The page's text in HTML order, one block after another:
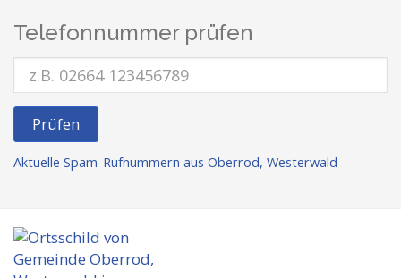
Telefonnummer prüfen
Prüfen
Aktuelle Spam-Rufnummern aus Oberrod, Westerwald